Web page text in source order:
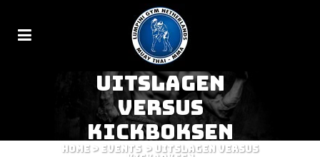
UITSLAGEN
VERSUS
KICKBOKSEN
Home > Events > Uitslagen Versus